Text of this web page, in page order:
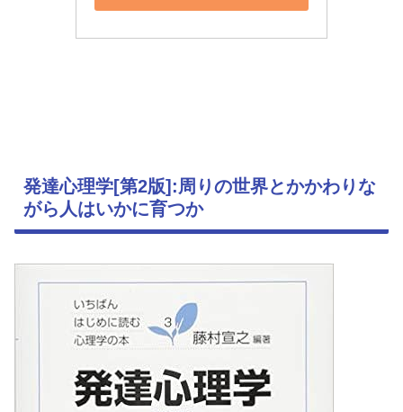
発達心理学[第2版]:周りの世界とかかわりな
がら人はいかに育つか